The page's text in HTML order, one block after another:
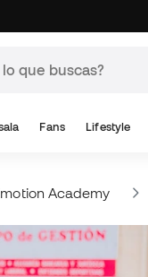
Fans Lifestyle
Academy